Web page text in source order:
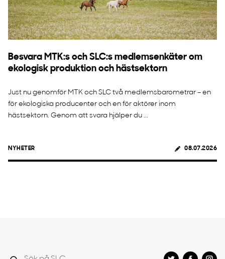
Besvara MTK:s och SLC:s medlemsenkäter om
ekologisk produktion och hästsektorn
Just nu genomför MTK och SLC två medlemsbarometrar – en
för ekologiska producenter och en för aktörer inom
hästsektorn. Genom att svara hjälper du ...
NYHETER 08.07.2026